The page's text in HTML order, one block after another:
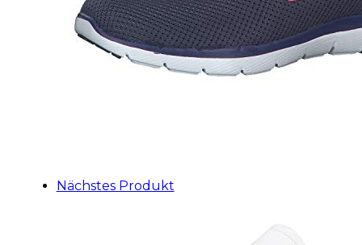
Nächstes Produkt